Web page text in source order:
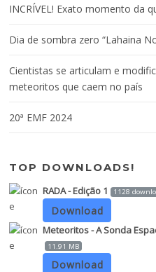
INCRÍVEL! Exato momento da
Dia de sombra zero “Lahaina
Cientistas se articulam e
meteoritos que caem no país
20ª EMF 2024
TOP DOWNLOADS!
RADA - Edição 1 1128
Download
Meteoritos - A Sonda
11.91 MB
Download